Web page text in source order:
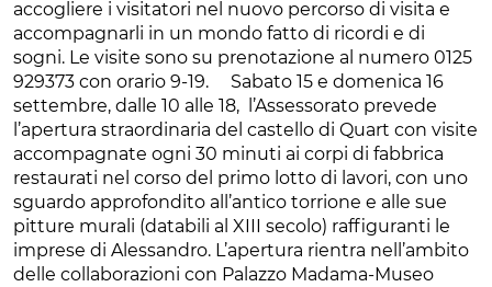
accogliere i visitatori nel nuovo percorso di visita e
accompagnarli in un mondo fatto di ricordi e di
sogni. Le visite sono su prenotazione al numero 0125
929373 con orario 9-19. Sabato 15 e domenica 16
settembre, dalle 10 alle 18, l’Assessorato prevede
l’apertura straordinaria del castello di Quart con visite
accompagnate ogni 30 minuti ai corpi di fabbrica
restaurati nel corso del primo lotto di lavori, con uno
sguardo approfondito all’antico torrione e alle sue
pitture murali (databili al XIII secolo) raffiguranti le
imprese di Alessandro. L’apertura rientra nell’ambito
delle collaborazioni con Palazzo Madama-Museo